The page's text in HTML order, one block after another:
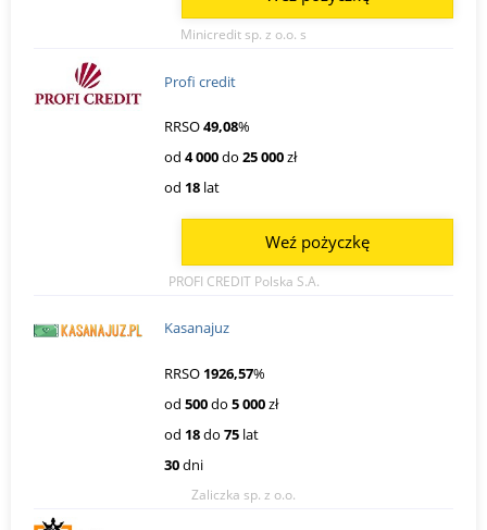
Minicredit sp. z o.o. s
Profi credit
RRSO49,08%
od 4 000do 25 000zł
od 18 lat
PROFI CREDIT Polska S.A.
Weź pożyczkę
Kasanajuz
RRSO 1926,57%
od 500do 5 000zł
od 18do 75 lat
30dni
Zaliczka sp. z o.o.